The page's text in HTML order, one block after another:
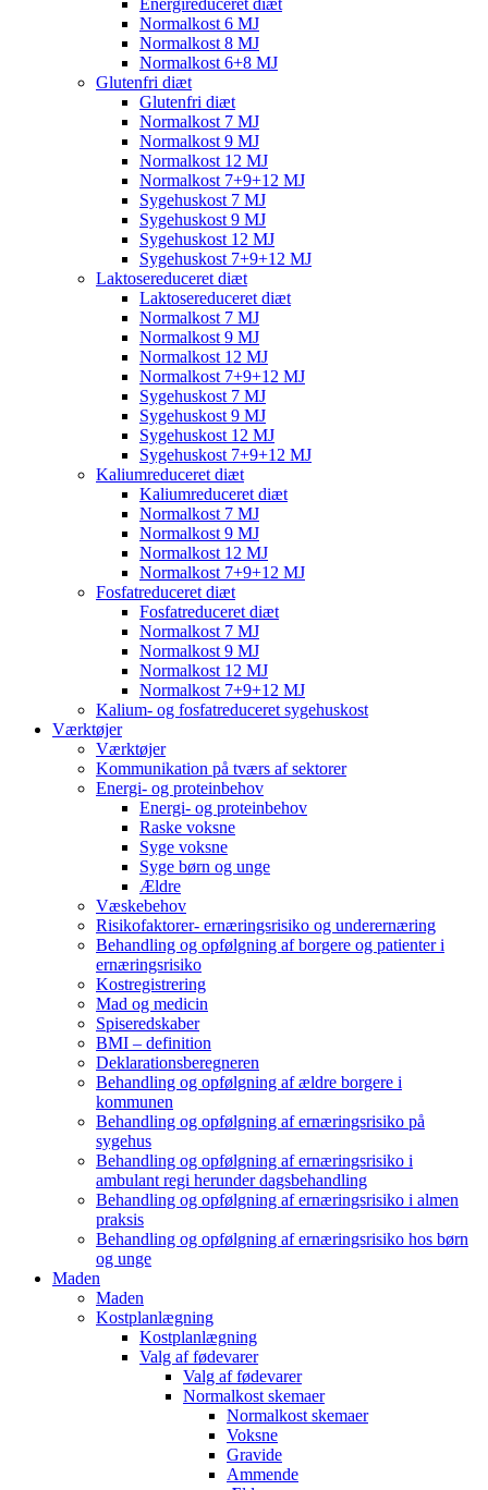
Energireduceret diæt
Normalkost 6 MJ
Normalkost 8 MJ
Normalkost 6+8 MJ
Glutenfri diæt
Glutenfri diæt
Normalkost 7 MJ
Normalkost 9 MJ
Normalkost 12 MJ
Normalkost 7+9+12 MJ
Sygehuskost 7 MJ
Sygehuskost 9 MJ
Sygehuskost 12 MJ
Sygehuskost 7+9+12 MJ
Laktosereduceret diæt
Laktosereduceret diæt
Normalkost 7 MJ
Normalkost 9 MJ
Normalkost 12 MJ
Normalkost 7+9+12 MJ
Sygehuskost 7 MJ
Sygehuskost 9 MJ
Sygehuskost 12 MJ
Sygehuskost 7+9+12 MJ
Kaliumreduceret diæt
Kaliumreduceret diæt
Normalkost 7 MJ
Normalkost 9 MJ
Normalkost 12 MJ
Normalkost 7+9+12 MJ
Fosfatreduceret diæt
Fosfatreduceret diæt
Normalkost 7 MJ
Normalkost 9 MJ
Normalkost 12 MJ
Normalkost 7+9+12 MJ
Kalium- og fosfatreduceret sygehuskost
Værktøjer
Værktøjer
Kommunikation på tværs af sektorer
Energi- og proteinbehov
Energi- og proteinbehov
Raske voksne
Syge voksne
Syge børn og unge
Ældre
Væskebehov
Risikofaktorer- ernæringsrisiko og underernæring
Behandling og opfølgning af borgere og patienter i
ernæringsrisiko
Kostregistrering
Mad og medicin
Spiseredskaber
BMI – definition
Deklarationsberegneren
Behandling og opfølgning af ældre borgere i
kommunen
Behandling og opfølgning af ernæringsrisiko på
sygehus
Behandling og opfølgning af ernæringsrisiko i
ambulant regi herunder dagsbehandling
Behandling og opfølgning af ernæringsrisiko i almen
praksis
Behandling og opfølgning af ernæringsrisiko hos børn
og unge
Maden
Maden
Kostplanlægning
Kostplanlægning
Valg af fødevarer
Valg af fødevarer
Normalkost skemaer
Normalkost skemaer
Voksne
Gravide
Ammende